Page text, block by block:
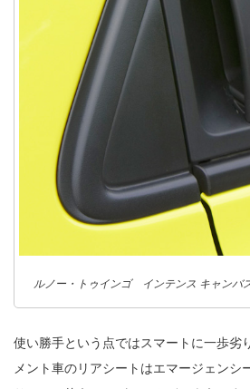
ルノー・トゥインゴ インテンス キャンバ
使い勝手という点ではスマートに一歩劣
メント車のリアシートはエマージェンシ